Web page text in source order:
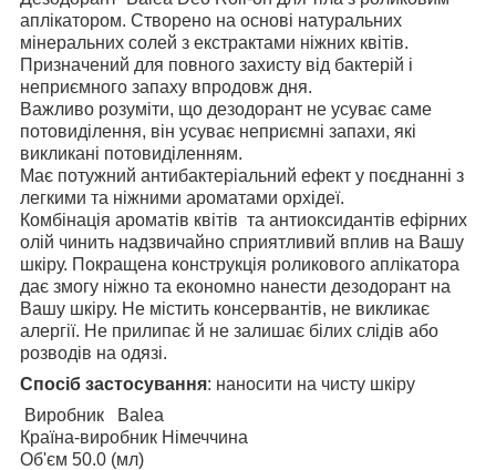
аплікатором. Створено на основі натуральних
мінеральних солей з екстрактами ніжних квітів.
Призначений для повного захисту від бактерій і
неприємного запаху впродовж дня.
Важливо розуміти, що дезодорант не усуває саме
потовиділення, він усуває неприємні запахи, які
викликані потовиділенням.
Має потужний антибактеріальний ефект у поєднанні з
легкими та ніжними ароматами орхідеї.
Комбінація ароматів квітів та антиоксидантів ефірних
олій чинить надзвичайно сприятливий вплив на Вашу
шкіру. Покращена конструкція роликового аплікатора
дає змогу ніжно та економно нанести дезодорант на
Вашу шкіру. Не містить консервантів, не викликає
алергії. Не прилипає й не залишає білих слідів або
розводів на одязі.
Спосіб застосування: наносити на чисту шкіру
Виробник
Balea
Країна-виробник Німеччина
Об'єм 50.0 (мл)